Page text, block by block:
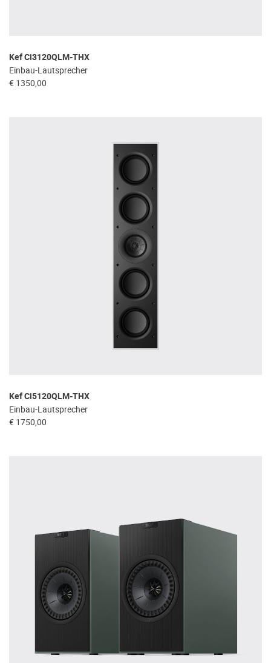
Kef Ci3120QLM-THX
Einbau-Lautsprecher
€ 1350,00
Kef Ci5120QLM-THX
Einbau-Lautsprecher
€ 1750,00